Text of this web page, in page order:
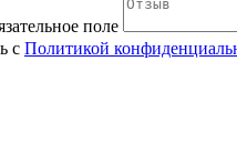
поле
с Политикой